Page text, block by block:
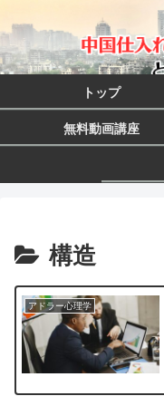
トップ
無料動画講座
構造
アドラー心理学